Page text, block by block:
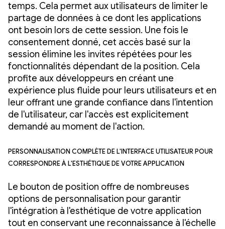
temps. Cela permet aux utilisateurs de limiter le
partage de données à ce dont les applications
ont besoin lors de cette session. Une fois le
consentement donné, cet accès basé sur la
session élimine les invites répétées pour les
fonctionnalités dépendant de la position. Cela
profite aux développeurs en créant une
expérience plus fluide pour leurs utilisateurs et en
leur offrant une grande confiance dans l'intention
de l'utilisateur, car l'accès est explicitement
demandé au moment de l'action.
Personnalisation complète de l'interface utilisateur pour
correspondre à l'esthétique de votre application
Le bouton de position offre de nombreuses
options de personnalisation pour garantir
l'intégration à l'esthétique de votre application
tout en conservant une reconnaissance à l'échelle